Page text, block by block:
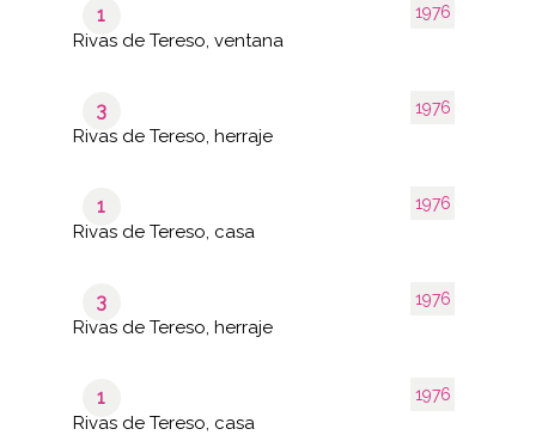
1976
1
Rivas de Tereso, ventana
1976
3
Rivas de Tereso, herraje
1976
1
Rivas de Tereso, casa
1976
3
Rivas de Tereso, herraje
1976
1
Rivas de Tereso, casa